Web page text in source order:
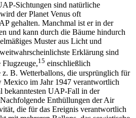
Sichtungen sind natürliche
der Planet Venus oft
gehalten. Manchmal ist er in der
und kann durch die Bäume hindurch
Muster aus Licht und
Erklärung sind
Flugzeuge,15 einschließlich
B. Wetterballons, die ursprünglich für
im Jahr 1947 verantwortlich
bekanntesten UAP-Fall in der
Enthüllungen der Air
die für das Ereignis verantwortlich